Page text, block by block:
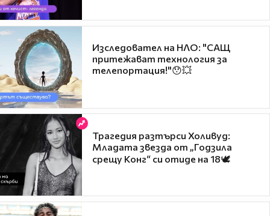
Изследовател на НЛО: "САЩ
притежават технология за
телепортация!"😯💥
Трагедия разтърси Холивуд:
Младата звезда от „Годзила
срещу Конг“ си отиде на 18🕊️